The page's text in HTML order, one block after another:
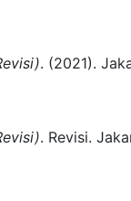
. (2021).
. Revisi.